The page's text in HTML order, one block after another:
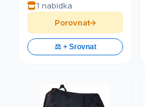
1 nabídka
Porovnat
⚖️ + Srovnat